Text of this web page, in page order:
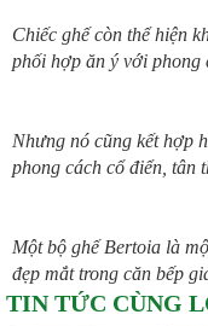
Chiếc ghế còn thể hiện
phối hợp ăn ý với phong
Nhưng nó cũng kết hợp
phong cách cổ điển, tân
Một bộ ghế Bertoia là
đẹp mắt trong căn bếp
TIN TỨC CÙNG